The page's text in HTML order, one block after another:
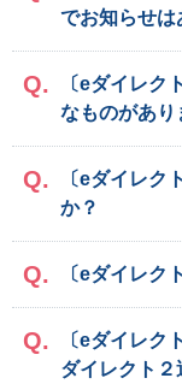
でお知らせは
〔eダイレク
なものがあり
〔eダイレク
か？
〔eダイレク
〔eダイレク
ダイレクト